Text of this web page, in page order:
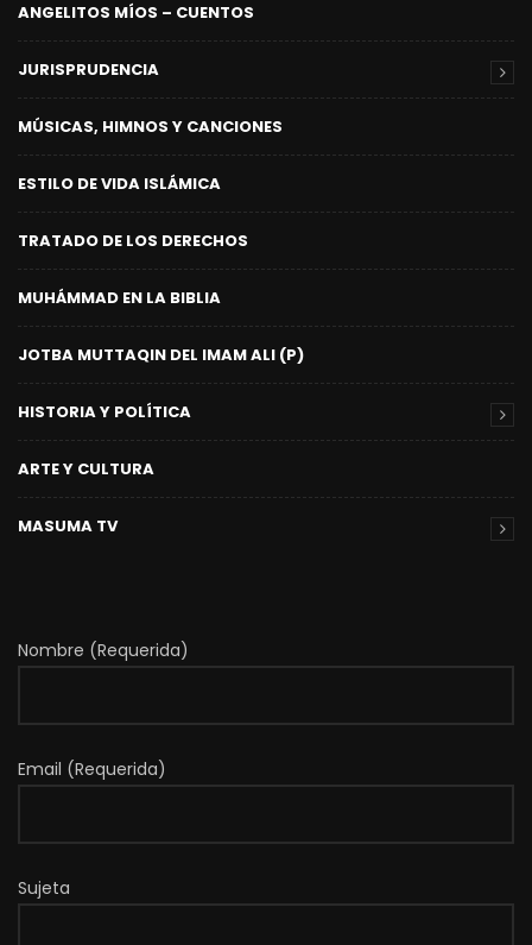
ANGELITOS MÍOS – CUENTOS
JURISPRUDENCIA
MÚSICAS, HIMNOS Y CANCIONES
ESTILO DE VIDA ISLÁMICA
TRATADO DE LOS DERECHOS
MUHÁMMAD EN LA BIBLIA
JOTBA MUTTAQIN DEL IMAM ALI (P)
HISTORIA Y POLÍTICA
ARTE Y CULTURA
MASUMA TV
Nombre (Requerida)
Email (Requerida)
Sujeta